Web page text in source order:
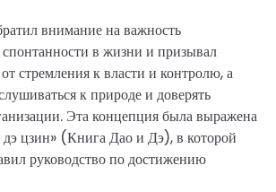
внимание на важность
спонтанности в жизни и призывал
стремления к власти и контролю, а
к природе и доверять
Эта концепция была выражена
дэ цзин» (Книга Дао и Дэ), в которой
руководство по достижению